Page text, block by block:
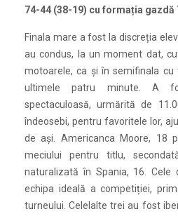
74-44 (38-19) cu formația gazdă
Finala mare a fost la discreția
au condus, la un moment dat,
motoarele, ca și în semifinala
ultimele patru minute. A
spectaculoasă, urmărită de
îndeosebi, pentru favoritele lor,
de ași. Americanca Moore, 18
meciului pentru titlu,
naturalizată în Spania, 16.
echipa ideală a competiției,
turneului. Celelalte trei au fost